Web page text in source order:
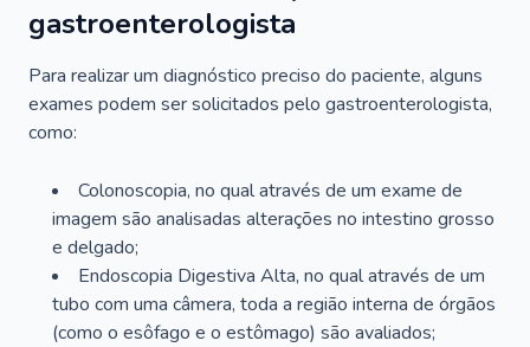
gastroenterologista
Para realizar um diagnóstico preciso do paciente, alguns
exames podem ser solicitados pelo gastroenterologista,
como:
Colonoscopia, no qual através de um exame de
imagem são analisadas alterações no intestino grosso
e delgado;
Endoscopia Digestiva Alta, no qual através de um
tubo com uma câmera, toda a região interna de órgãos
(como o esôfago e o estômago) são avaliados;